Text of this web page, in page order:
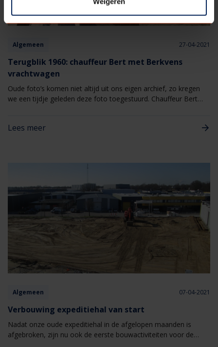
Algemeen 27-04-2021
Terugblik 1960: chauffeur Bert met Berkvens
vrachtwagen
Oude foto’s komen niet altijd uit ons eigen archief, zo kregen
we een tijdje geleden deze foto toegestuurd. Chauffeur Bert
Lees meer
Algemeen 07-04-2021
Verbouwing expeditiehal van start
Nadat onze oude expeditiehal in de afgelopen maanden is
afgebroken, zijn nu ook de eerste bouwactiviteiten voor de